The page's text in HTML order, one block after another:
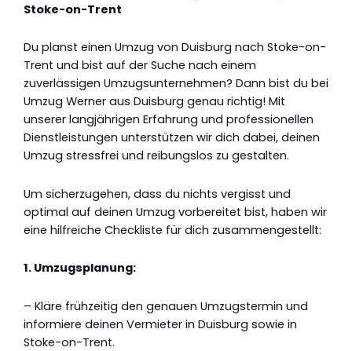
Stoke-on-Trent
Du planst einen Umzug von Duisburg nach Stoke-on-
Trent und bist auf der Suche nach einem
zuverlässigen Umzugsunternehmen? Dann bist du bei
Umzug Werner aus Duisburg genau richtig! Mit
unserer langjährigen Erfahrung und professionellen
Dienstleistungen unterstützen wir dich dabei, deinen
Umzug stressfrei und reibungslos zu gestalten.
Um sicherzugehen, dass du nichts vergisst und
optimal auf deinen Umzug vorbereitet bist, haben wir
eine hilfreiche Checkliste für dich zusammengestellt:
1. Umzugsplanung:
– Kläre frühzeitig den genauen Umzugstermin und
informiere deinen Vermieter in Duisburg sowie in
Stoke-on-Trent.